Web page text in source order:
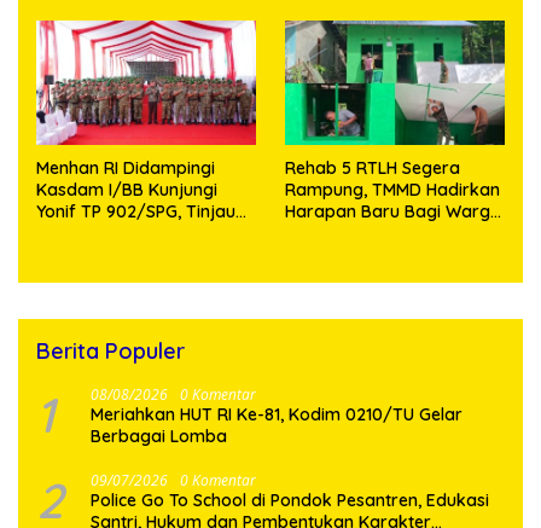
Menhan RI Didampingi
Kasdam I/BB Kunjungi
Yonif TP 902/SPG, Tinjau
Rehab 5 RTLH Segera
Rampung, TMMD Hadirkan
Harapan Baru Bagi Warga
Berita Populer
1 08/08/2026 0 Komentar
Meriahkan HUT RI Ke-81, Kodim 0210/TU Gelar
Berbagai Lomba
2 09/07/2026 0 Komentar
Police Go To School di Pondok Pesantren, Edukasi
Santri, Hukum dan Pembentukan Karakter